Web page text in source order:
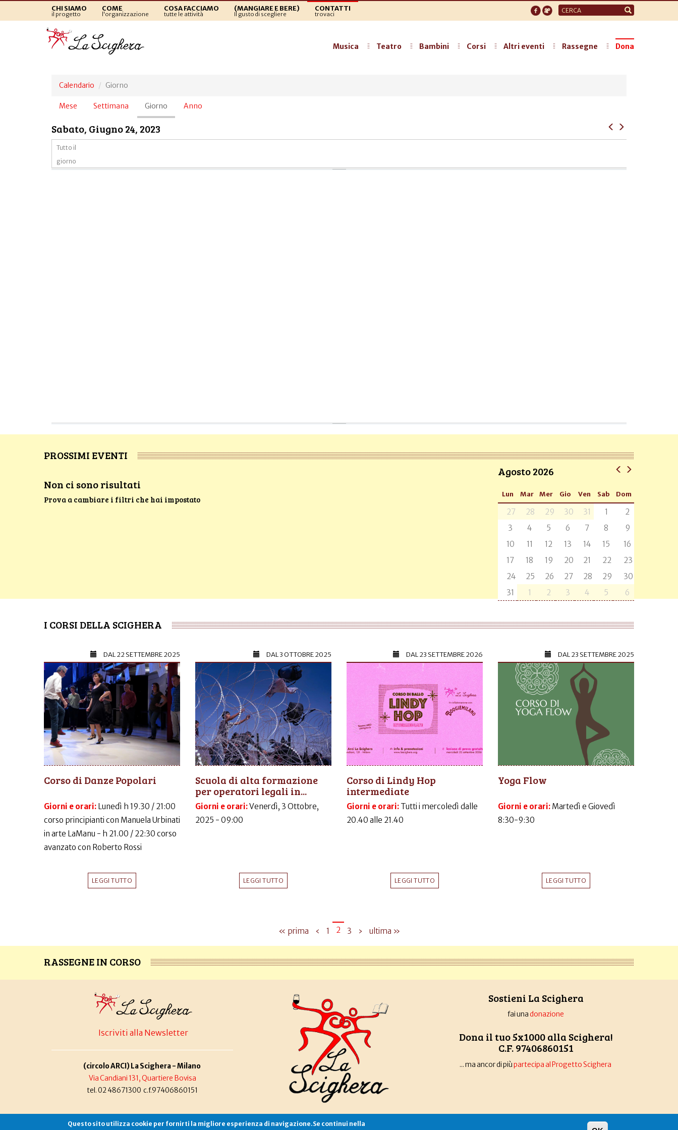
CHI SIAMO
il progetto
COME
l'organizzazione
COSA FACCIAMO
tutte le attività
(MANGIARE E BERE)
Il gusto di scegliere
CONTATTI
trovaci
Form
di
Musica Teatro Bambini Corsi Altri eventi Rassegne Dona
Calendario Giorno
Schede
Mese Settimana Giorno (scheda
attiva)
Anno
Sabato, Giugno 24, 2023
Tutto il
giorno
PROSSIMI EVENTI
Non ci sono risultati
Prova a cambiare i filtri che hai impostato
Agosto 2026
Lun Mar Mer Gio Ven Sab Dom
27 28 29 30 31 1
2
3
4 5 6 7 8
9
10
11 12 13 14 15
16
17
18 19 20 21 22
23
24
25 26 27 28 29
30
31
1 2 3 4 5 6
I CORSI DELLA SCIGHERA
DAL22 SETTEMBRE 2025
Corso di Danze Popolari
Giorni e orari: Lunedì h 19.30 / 21:00
corso principianti con Manuela Urbinati
in arte LaManu - h 21.00 / 22:30 corso
avanzato con Roberto Rossi
LEGGI TUTTO
DAL3 OTTOBRE 2025
Scuola di alta formazione
per operatori legali in...
Giorni e orari:Venerdì, 3 Ottobre,
2025 - 09:00
LEGGI TUTTO
DAL23 SETTEMBRE 2026
Corso di Lindy Hop
intermediate
Giorni e orari: Tutti i mercoledì dalle
20.40 alle 21.40
LEGGI TUTTO
DAL23 SETTEMBRE 2025
Yoga Flow
Giorni e orari: Martedì e Giovedì
8:30-9:30
LEGGI TUTTO
« prima ‹ 1 2 3 › ultima »
RASSEGNE IN CORSO
Iscriviti alla Newsletter
(circolo ARCI) La Scighera - Milano
Via Candiani 131, Quartiere Bovisa
tel. 02 48671300 c.f.97406860151
Sostieni La Scighera
fai unadonazione
Dona il tuo 5x1000 alla Scighera!
C.F. 97406860151
... ma ancor di piùpartecipa al Progetto Scighera
Associazione La Scigheracopyleft |cookies
Questo sito utilizza cookie per fornirti la migliore esperienza di navigazione.Se continui nella